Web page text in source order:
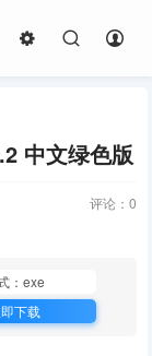
中文绿色版
评论： 0
：exe
下载